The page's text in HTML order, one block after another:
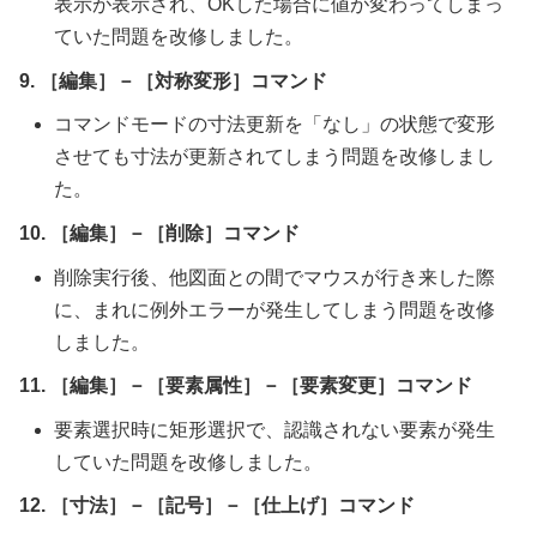
表示が表示され、OKした場合に値が変わってしまっ
ていた問題を改修しました。
9. ［編集］－［対称変形］コマンド
コマンドモードの寸法更新を「なし」の状態で変形
させても寸法が更新されてしまう問題を改修しまし
た。
10. ［編集］－［削除］コマンド
削除実行後、他図面との間でマウスが行き来した際
に、まれに例外エラーが発生してしまう問題を改修
しました。
11. ［編集］－［要素属性］－［要素変更］コマンド
要素選択時に矩形選択で、認識されない要素が発生
していた問題を改修しました。
12. ［寸法］－［記号］－［仕上げ］コマンド